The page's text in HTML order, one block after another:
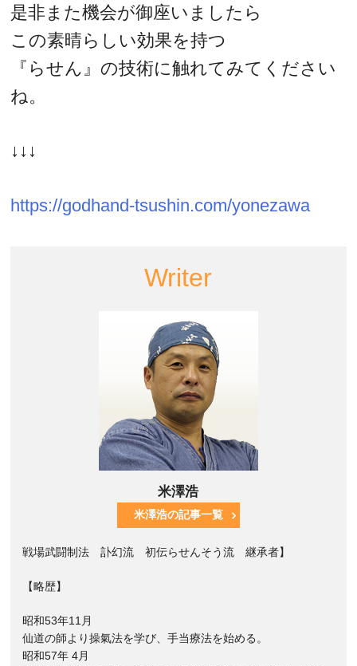
是非また機会が御座いましたら
この素晴らしい効果を持つ
『らせん』の技術に触れてみてください
ね。
↓↓↓
https://godhand-tsushin.com/yonezawa
Writer
米澤浩
米澤浩の記事一覧
戦場武闘制法 訃幻流 初伝らせんそう流 継承者】
【略歴】
昭和53年11月
仙道の師より操氣法を学び、手当療法を始める。
昭和57年 4月